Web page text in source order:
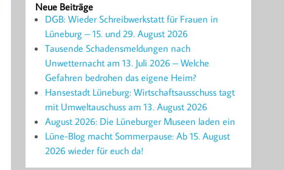
Neue Beiträge
DGB: Wieder Schreibwerkstatt für Frauen in
Lüneburg – 15. und 29. August 2026
Tausende Schadensmeldungen nach
Unwetternacht am 13. Juli 2026 – Welche
Gefahren bedrohen das eigene Heim?
Hansestadt Lüneburg: Wirtschaftsausschuss tagt
mit Umweltauschuss am 13. August 2026
August 2026: Die Lüneburger Museen laden ein
Lüne-Blog macht Sommerpause: Ab 15. August
2026 wieder für euch da!